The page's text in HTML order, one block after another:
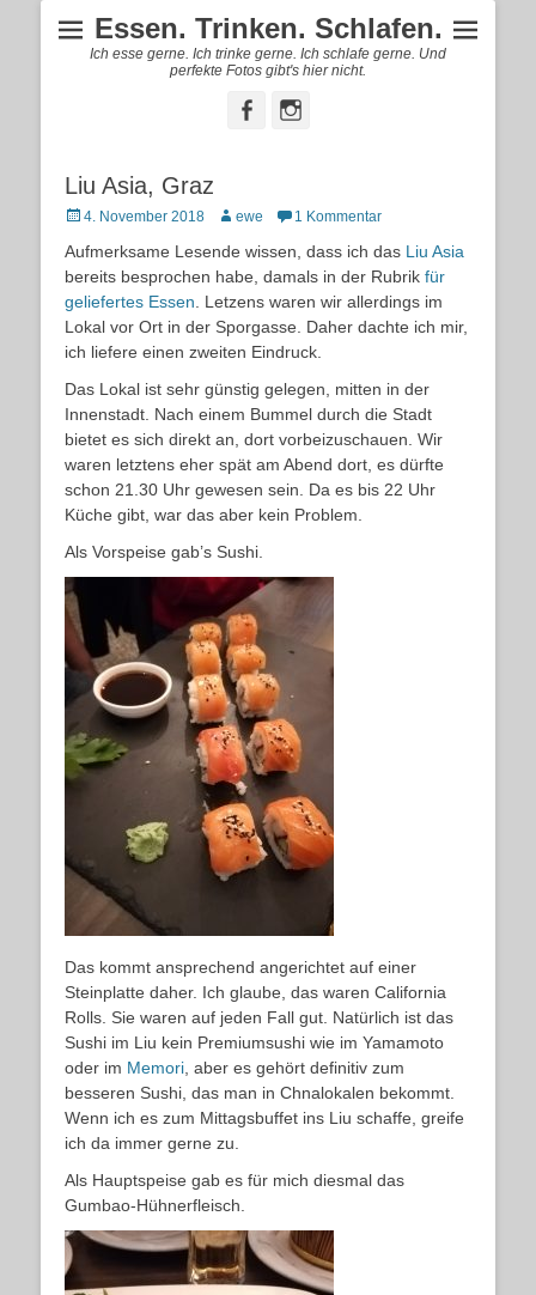
Essen. Trinken. Schlafen.
Ich esse gerne. Ich trinke gerne. Ich schlafe gerne. Und
perfekte Fotos gibt's hier nicht.
FacebookInstagram
Liu Asia, Graz
Posted
4. November 2018 Autorewe 1 Kommentar
Aufmerksame Lesende wissen, dass ich das Liu Asia
bereits besprochen habe, damals in der Rubrik für
geliefertes Essen . Letzens waren wir allerdings im
Lokal vor Ort in der Sporgasse. Daher dachte ich mir,
ich liefere einen zweiten Eindruck.
Das Lokal ist sehr günstig gelegen, mitten in der
Innenstadt. Nach einem Bummel durch die Stadt
bietet es sich direkt an, dort vorbeizuschauen. Wir
waren letztens eher spät am Abend dort, es dürfte
schon 21.30 Uhr gewesen sein. Da es bis 22 Uhr
Küche gibt, war das aber kein Problem.
Als Vorspeise gab’s Sushi.
Das kommt ansprechend angerichtet auf einer
Steinplatte daher. Ich glaube, das waren California
Rolls. Sie waren auf jeden Fall gut. Natürlich ist das
Sushi im Liu kein Premiumsushi wie im Yamamoto
oder im Memori , aber es gehört definitiv zum
besseren Sushi, das man in Chnalokalen bekommt.
Wenn ich es zum Mittagsbuffet ins Liu schaffe, greife
ich da immer gerne zu.
Als Hauptspeise gab es für mich diesmal das
Gumbao-Hühnerfleisch.